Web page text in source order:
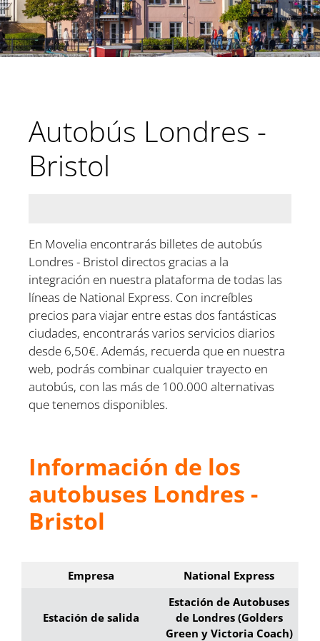
Autobús Londres -
Bristol
En Movelia encontrarás billetes de autobús
Londres - Bristol directos gracias a la
integración en nuestra plataforma de todas las
líneas de National Express. Con increíbles
precios para viajar entre estas dos fantásticas
ciudades, encontrarás varios servicios diarios
desde 6,50€. Además, recuerda que en nuestra
web, podrás combinar cualquier trayecto en
autobús, con las más de 100.000 alternativas
que tenemos disponibles.
Información de los
autobuses Londres -
Bristol
Empresa National Express
Estación de salida
Estación de Autobuses
de Londres (Golders
Green y Victoria Coach)